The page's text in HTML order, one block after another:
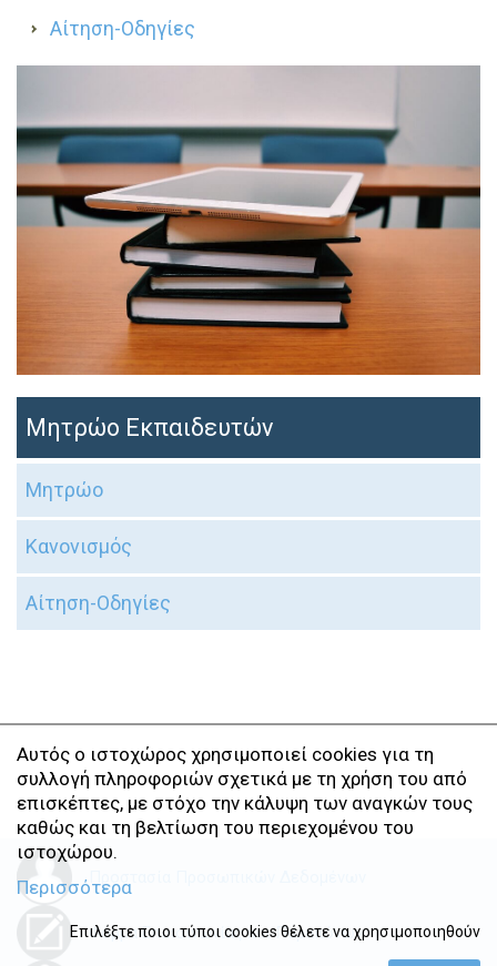
Αίτηση-Οδηγίες
Μητρώο Εκπαιδευτών
Μητρώο
Κανονισμός
Αίτηση-Οδηγίες
Φόρμα Επικοινωνίας και Παραπόνων
Αυτός ο ιστοχώρος χρησιμοποιεί cookies για τη
συλλογή πληροφοριών σχετικά με τη χρήση του από
επισκέπτες, με στόχο την κάλυψη των αναγκών τους
καθώς και τη βελτίωση του περιεχομένου του
ιστοχώρου.
Περισσότερα
Επιλέξτε ποιοι τύποι cookies θέλετε να χρησιμοποιηθούν